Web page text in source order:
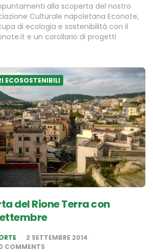
alla scoperta del nostro
Culturale napoletana Econote,
di ecologia e sostenibilità con il
e un corollario di progetti
ECOSOSTENIBILI
del Rione Terra con
2 SETTEMBRE 2014
COMMENTS